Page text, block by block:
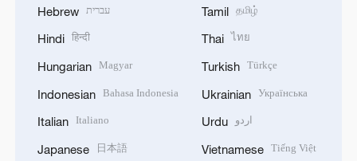
Hebrew עברית
Hindi हिन्दी
Hungarian Magyar
Indonesian Bahasa Indonesia
Italian Italiano
Japanese 日本語
Tamil தமிழ்
Thai ไทย
Turkish Türkçe
Ukrainian Українська
Urdu اردو
Vietnamese Tiếng Việt